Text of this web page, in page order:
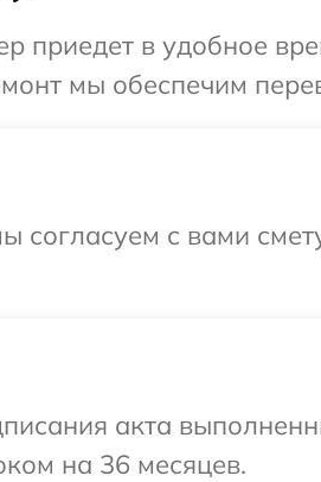
приедет в удобное
мы обеспечим
согласуем с вами
акта
на 36 месяцев.